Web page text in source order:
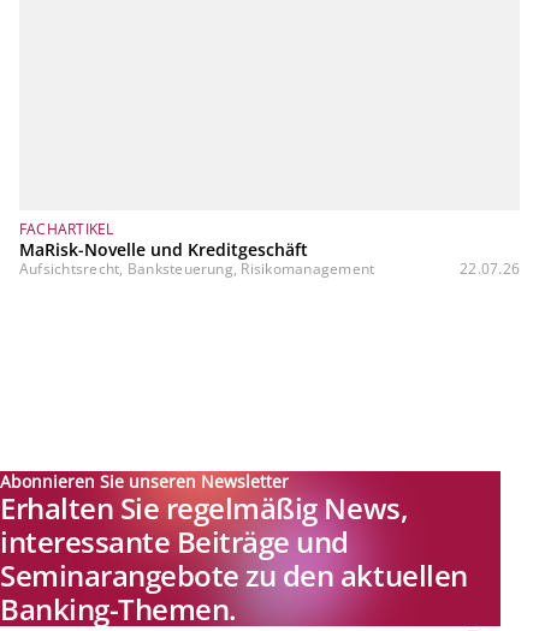
FACHARTIKEL
MaRisk-Novelle und Kreditgeschäft
Aufsichtsrecht, Banksteuerung, Risikomanagement 22.07.26
Abonnieren Sie unseren Newsletter
Erhalten Sie regelmäßig News,
interessante Beiträge und
Seminarangebote zu den aktuellen
Banking-Themen.